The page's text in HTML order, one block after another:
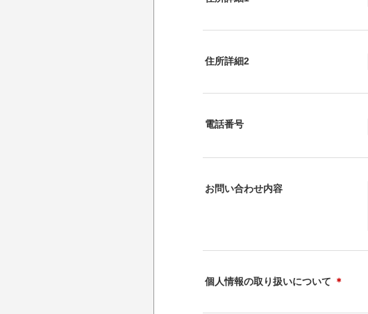
住所詳細2
電話番号
お問い合わせ内容
個人情報の取り扱いについて ＊